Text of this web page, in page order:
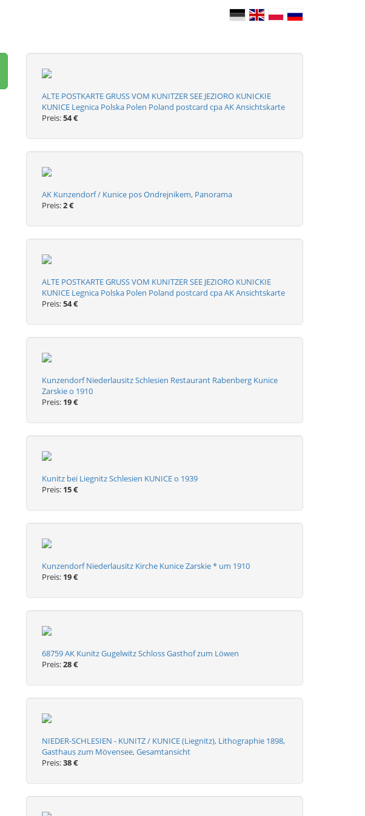
ALTE POSTKARTE GRUSS VOM KUNITZER SEE JEZIORO KUNICKIE
KUNICE Legnica Polska Polen Poland postcard cpa AK Ansichtskarte
Preis:54 €
AK Kunzendorf / Kunice pos Ondrejnikem, Panorama
Preis:2 €
ALTE POSTKARTE GRUSS VOM KUNITZER SEE JEZIORO KUNICKIE
KUNICE Legnica Polska Polen Poland postcard cpa AK Ansichtskarte
Preis:54 €
Kunzendorf Niederlausitz Schlesien Restaurant Rabenberg Kunice
Zarskie o 1910
Preis: 19 €
Kunitz bei Liegnitz Schlesien KUNICE o 1939
Preis: 15 €
Kunzendorf Niederlausitz Kirche Kunice Zarskie * um 1910
Preis: 19 €
68759 AK Kunitz Gugelwitz Schloss Gasthof zum Löwen
Preis:28 €
NIEDER-SCHLESIEN - KUNITZ / KUNICE (Liegnitz), Lithographie 1898,
Gasthaus zum Mövensee, Gesamtansicht
Preis:38 €